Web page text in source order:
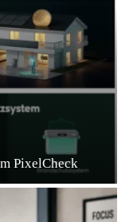
PixelCheck